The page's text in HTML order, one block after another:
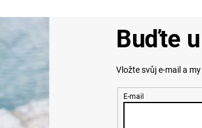
Buďte
Vložte svůj e-mail a
E-mail